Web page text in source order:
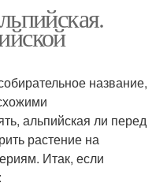
название,
альпийская ли перед
растение на
Итак, если